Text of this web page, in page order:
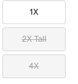
1X
2X Tall
4X